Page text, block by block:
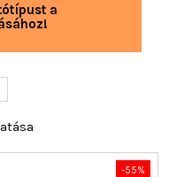
a
-55%